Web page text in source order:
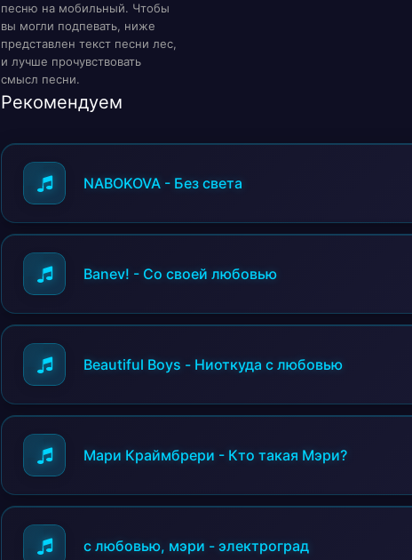
песню на мобильный. Чтобы
вы могли подпевать, ниже
представлен текст песни лес,
и лучше прочувствовать
смысл песни.
Рекомендуем
NABOKOVA - Без света
Banev! - Со своей любовью
Beautiful Boys - Ниоткуда с любовью
Мари Краймбрери - Кто такая Мэри?
с любовью, мэри - электроград